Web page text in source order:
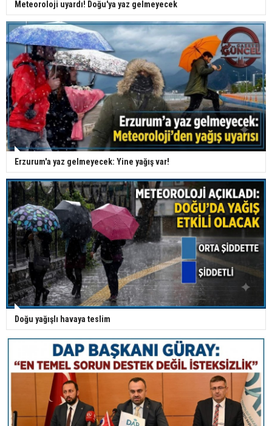
Meteoroloji uyardı! Doğu'ya yaz gelmeyecek
Erzurum'a yaz gelmeyecek: Yine yağış var!
Doğu yağışlı havaya teslim